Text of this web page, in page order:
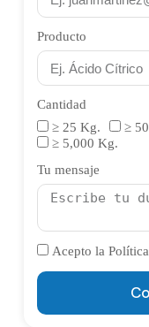
Producto
Cantidad
≥ 25 Kg.
≥
≥ 5,000 Kg.
Tu mensaje
Acepto la